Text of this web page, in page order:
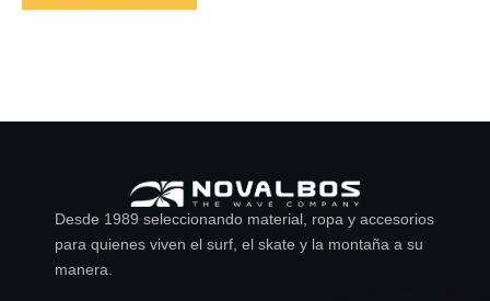
Desde 1989 seleccionando material, ropa y accesorios
para quienes viven el surf, el skate y la montaña a su
manera.